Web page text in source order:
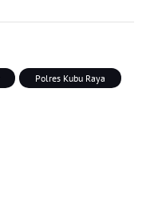
Polres Kubu Raya